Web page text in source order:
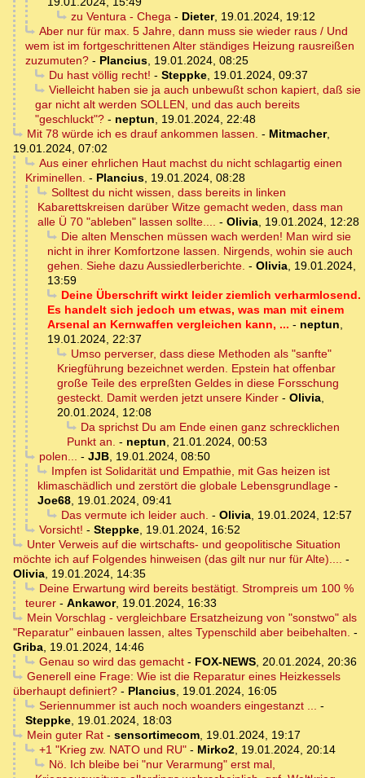
zu Ventura - Chega- Dieter, 19.01.2024, 19:12
Aber nur für max. 5 Jahre, dann muss sie wieder raus / Und
wem ist im fortgeschrittenen Alter ständiges Heizung rausreißen
zuzumuten? - Plancius, 19.01.2024, 08:25
Du hast völlig recht! - Steppke, 19.01.2024, 09:37
Vielleicht haben sie ja auch unbewußt schon kapiert, daß sie
gar nicht alt werden SOLLEN, und das auch bereits
"geschluckt"? - neptun, 19.01.2024, 22:48
Mit 78 würde ich es drauf ankommen lassen. - Mitmacher,
19.01.2024, 07:02
Aus einer ehrlichen Haut machst du nicht schlagartig einen
Kriminellen. - Plancius, 19.01.2024, 08:28
Solltest du nicht wissen, dass bereits in linken
Kabarettskreisen darüber Witze gemacht weden, dass man
alle Ü 70 "ableben" lassen sollte.... - Olivia, 19.01.2024, 12:28
Die alten Menschen müssen wach werden! Man wird sie
nicht in ihrer Komfortzone lassen. Nirgends, wohin sie auch
gehen. Siehe dazu Aussiedlerberichte. - Olivia, 19.01.2024,
13:59
Deine Überschrift wirkt leider ziemlich verharmlosend.
Es handelt sich jedoch um etwas, was man mit einem
Arsenal an Kernwaffen vergleichen kann, ... - neptun,
19.01.2024, 22:37
Umso perverser, dass diese Methoden als "sanfte"
Kriegführung bezeichnet werden. Epstein hat offenbar
große Teile des erpreßten Geldes in diese Forsschung
gesteckt. Damit werden jetzt unsere Kinder - Olivia,
20.01.2024, 12:08
Da sprichst Du am Ende einen ganz schrecklichen
Punkt an. - neptun, 21.01.2024, 00:53
polen... - JJB, 19.01.2024, 08:50
Impfen ist Solidarität und Empathie, mit Gas heizen ist
klimaschädlich und zerstört die globale Lebensgrundlage -
Joe68, 19.01.2024, 09:41
Das vermute ich leider auch. - Olivia, 19.01.2024, 12:57
Vorsicht! - Steppke, 19.01.2024, 16:52
Unter Verweis auf die wirtschafts- und geopolitische Situation
möchte ich auf Folgendes hinweisen (das gilt nur nur für Alte).... -
Olivia, 19.01.2024, 14:35
Deine Erwartung wird bereits bestätigt. Strompreis um 100 %
teurer - Ankawor, 19.01.2024, 16:33
Mein Vorschlag - vergleichbare Ersatzheizung von "sonstwo" als
"Reparatur" einbauen lassen, altes Typenschild aber beibehalten. -
Griba, 19.01.2024, 14:46
Genau so wird das gemacht- FOX-NEWS, 20.01.2024, 20:36
Generell eine Frage: Wie ist die Reparatur eines Heizkessels
überhaupt definiert? - Plancius, 19.01.2024, 16:05
Seriennummer ist auch noch woanders eingestanzt ... -
Steppke, 19.01.2024, 18:03
Mein guter Rat- sensortimecom, 19.01.2024, 19:17
+1 "Krieg zw. NATO und RU"- Mirko2, 19.01.2024, 20:14
Nö. Ich bleibe bei "nur Verarmung" erst mal,